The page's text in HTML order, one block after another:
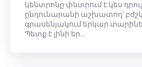
կենտրոնը փնտրում է կես
ընդունարանի աշխատող՝
գրասենյակում երկար
Պետք է լինի եր…